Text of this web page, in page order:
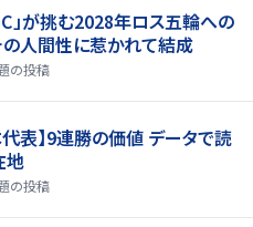
」が挑む2028年ロス五輪への
の人間性に惹かれて結成
の投稿
表】9連勝の価値 データで読
地
の投稿